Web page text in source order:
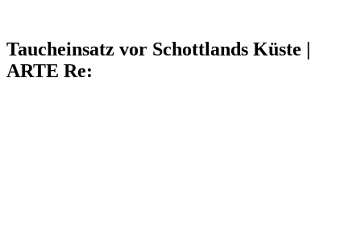
Taucheinsatz vor Schottlands Küste |
ARTE Re: